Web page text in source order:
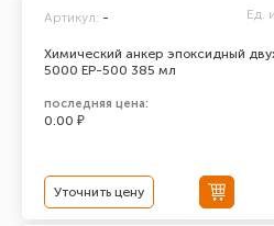
Химический анкер эпоксидный
5000 ЕР-500 385 мл
Артикул: - Ед.
последняя цена:
0.00 ₽
Уточнить цену